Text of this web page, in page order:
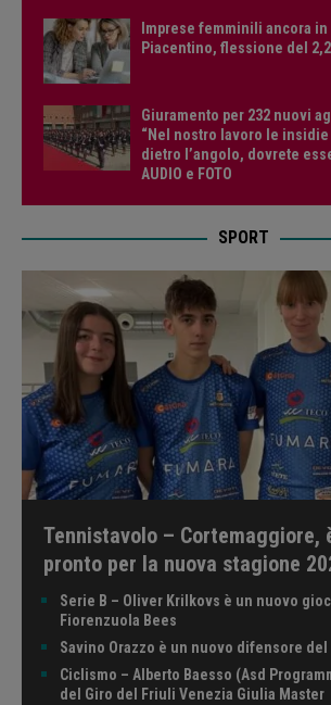
Imprese femminili ancora in
Piacentino, flessione del
Giuramento per 232 nuovi
“Nel nostro lavoro le
dietro l’angolo, dovrete
AUDIO e FOTO
SPORT
Tennistavolo – Cortemaggiore,
pronto per la nuova stagione
Serie B – Oliver Krilkovs è un nuovo
Fiorenzuola Bees
Savino Orazzo è un nuovo difensore
Ciclismo – Alberto Baesso (Asd
del Giro del Friuli Venezia Giulia Master